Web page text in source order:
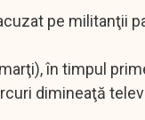
pe militanţii
în timpul
dimineaţă